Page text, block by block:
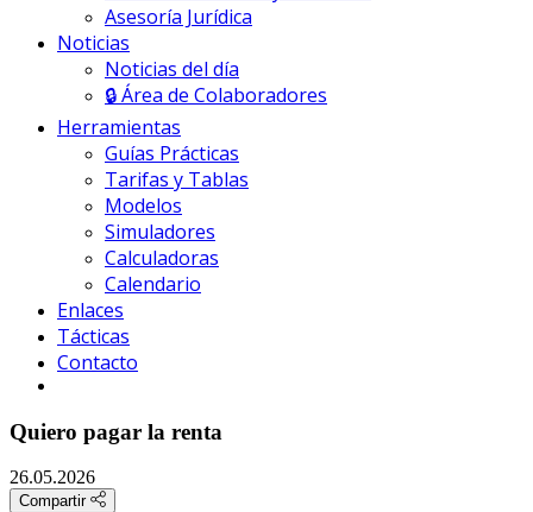
Asesoría Jurídica
Noticias
Noticias del día
🔒 Área de Colaboradores
Herramientas
Guías Prácticas
Tarifas y Tablas
Modelos
Simuladores
Calculadoras
Calendario
Enlaces
Tácticas
Contacto
Quiero pagar la renta
26.05.2026
Compartir